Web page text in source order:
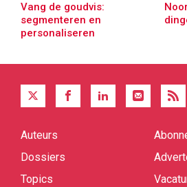
Vang de goudvis:
segmenteren en
personaliseren
Quick
Auteurs
Dossiers
Topics